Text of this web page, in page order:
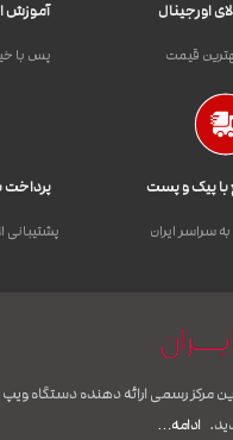
اورجینال
قیمت
آموزش
پس با
با پیک و پست
سراسر ایران پشتیبانی
مرکز رسمی ارائه دهنده دستگاه
ادامه…